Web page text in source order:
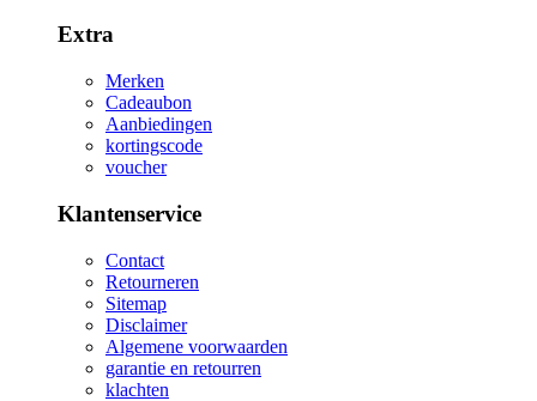
Extra
Merken
Cadeaubon
Aanbiedingen
kortingscode
voucher
Klantenservice
Contact
Retourneren
Sitemap
Disclaimer
Algemene voorwaarden
garantie en retourren
klachten